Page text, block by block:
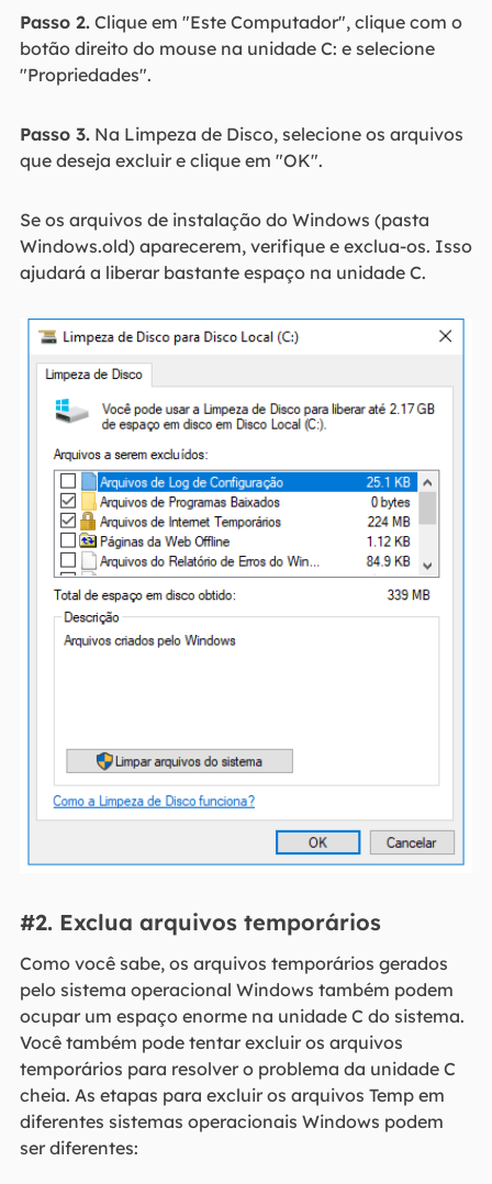
Passo 2.Clique em "Este Computador", clique com o
botão direito do mouse na unidade C: e selecione
"Propriedades".
Passo 3.Na Limpeza de Disco, selecione os arquivos
que deseja excluir e clique em "OK".
Se os arquivos de instalação do Windows (pasta
Windows.old) aparecerem, verifique e exclua-os. Isso
ajudará a liberar bastante espaço na unidade C.
#2. Exclua arquivos temporários
Como você sabe, os arquivos temporários gerados
pelo sistema operacional Windows também podem
ocupar um espaço enorme na unidade C do sistema.
Você também pode tentar excluir os arquivos
temporários para resolver o problema da unidade C
cheia. As etapas para excluir os arquivos Temp em
diferentes sistemas operacionais Windows podem
ser diferentes: